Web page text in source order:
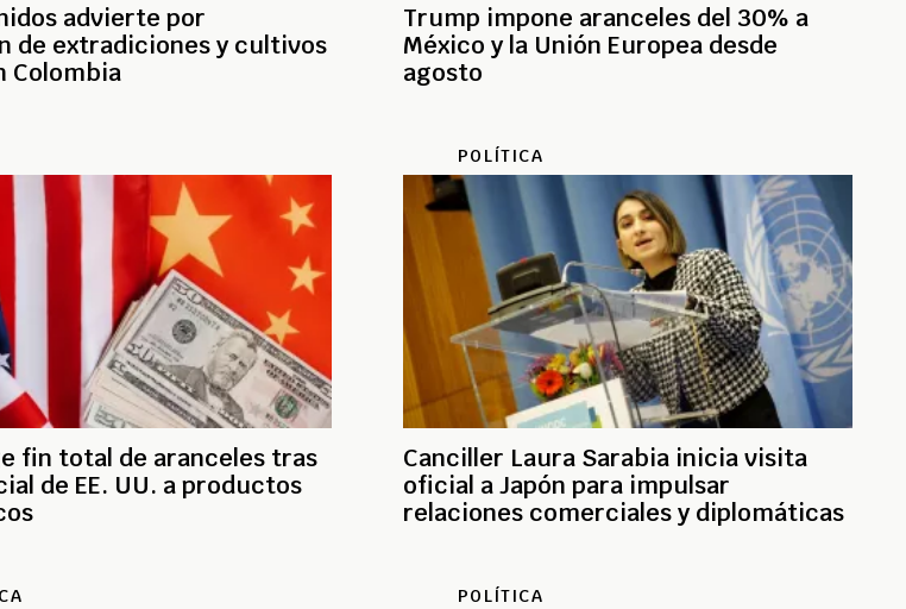
advierte por
de extradiciones y cultivos
Colombia
Trump impone aranceles del 30% a
México y la Unión Europea desde
agosto
fin total de aranceles tras
de EE. UU. a productos
POLÍTICA
Canciller Laura Sarabia inicia visita
oficial a Japón para impulsar
relaciones comerciales y diplomáticas
POLÍTICA